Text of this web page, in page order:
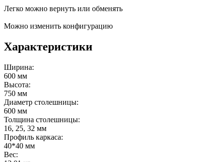
Легко можно вернуть или обменять
Можно изменить конфигурацию
Характеристики
Ширина:
600 мм
Высота:
750 мм
Диаметр столешницы:
600 мм
Толщина столешницы:
16, 25, 32 мм
Профиль каркаса:
40*40 мм
Вес: